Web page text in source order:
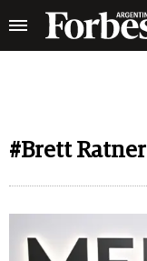
#Brett Ratner